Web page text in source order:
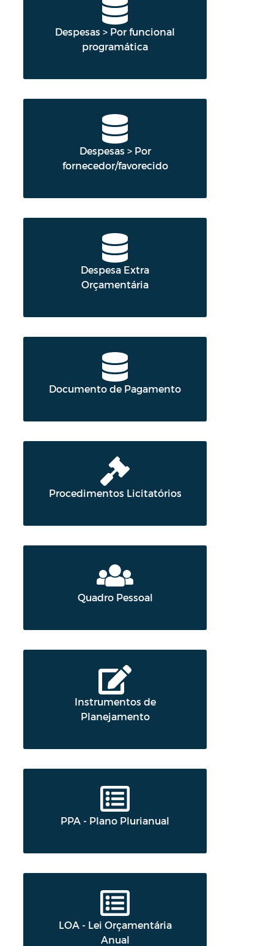
Despesas > Por funcional
programática
Despesas > Por
fornecedor/favorecido
Despesa Extra
Orçamentária
Documento de Pagamento
Procedimentos Licitatórios
Quadro Pessoal
Instrumentos de
Planejamento
PPA - Plano Plurianual
LOA - Lei Orçamentária
Anual